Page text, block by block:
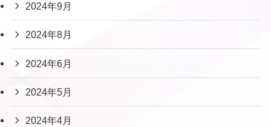
2024年9月
2024年8月
2024年6月
2024年5月
2024年4月